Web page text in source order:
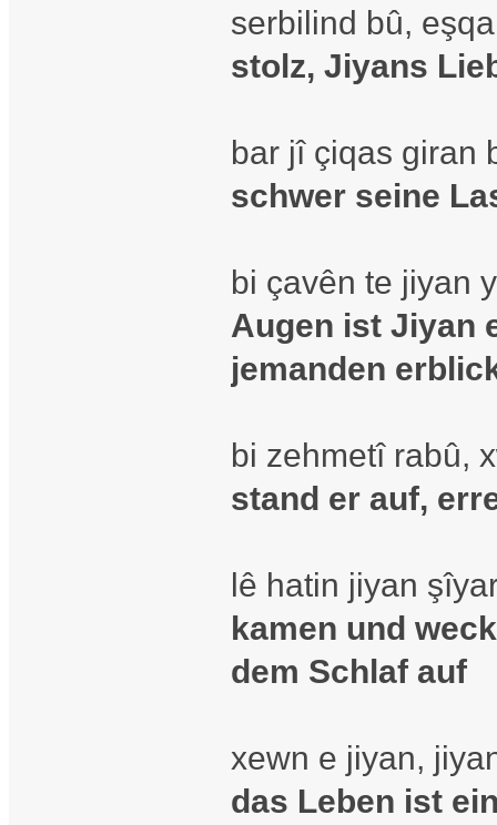
serbilind bû,
stolz, Jiyans
bar jî çiqas giran
schwer seine
bi çavên te jiyan
Augen ist Jiyan
jemanden
bi zehmetî rabû,
stand er auf,
lê hatin jiyan
kamen und
dem Schlaf auf
xewn e jiyan,
das Leben ist